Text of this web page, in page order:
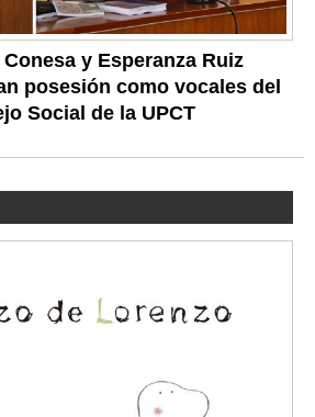
y Esperanza Ruiz
posesión como vocales del
Social de la UPCT